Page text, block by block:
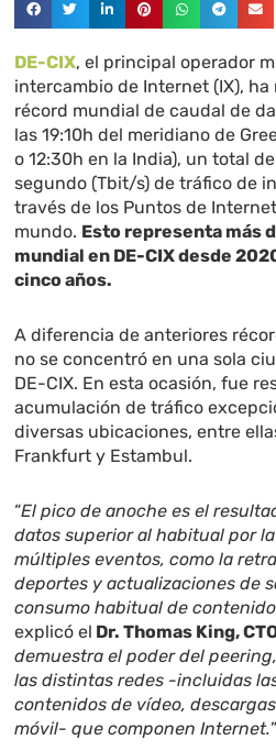
DE-CIX, el principal operador
intercambio de Internet (IX),
récord mundial de caudal de
las 19:10h del meridiano de
o 12:30h en la India), un total
segundo (Tbit/s) de tráfico de
través de los Puntos de
mundo. Esto representa más
mundial en DE-CIX desde
cinco años.
A diferencia de anteriores
no se concentró en una sola
DE-CIX. En esta ocasión, fue
acumulación de tráfico
diversas ubicaciones, entre
Frankfurt y Estambul.
“El pico de anoche es el
datos superior al habitual por
múltiples eventos, como la
deportes y actualizaciones de
consumo habitual de
explicó el Dr. Thomas King,
demuestra el poder del
las distintas redes -incluidas
contenidos de vídeo,
móvil- que componen Internet.”